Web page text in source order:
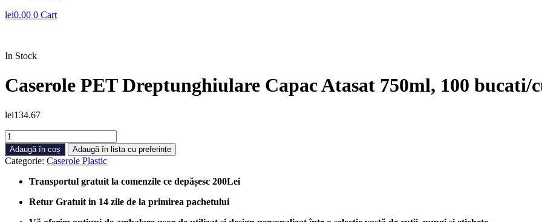
lei0.00 0 Cart
In Stock
Caserole PET Dreptunghiulare Capac Atasat 750ml, 100 bucati/
lei134.67
Cantitate
Caserole
PET
Dreptunghiulare
Capac
750ml,
Adaugă în coș Adaugă în lista cu preferințe
Categorie: Caserole Plastic
Transportul gratuit la comenzile ce depășesc 200Lei
Retur Gratuit in 14 zile de la primirea pachetului